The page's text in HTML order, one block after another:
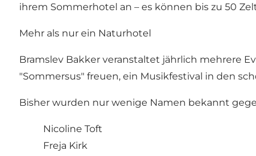
ihrem Sommerhotel an – es können bis zu 50
Mehr als nur ein Naturhotel
Bramslev Bakker veranstaltet jährlich mehrere
"Sommersus" freuen, ein Musikfestival in den
Bisher wurden nur wenige Namen bekannt
Nicoline Toft
Freja Kirk